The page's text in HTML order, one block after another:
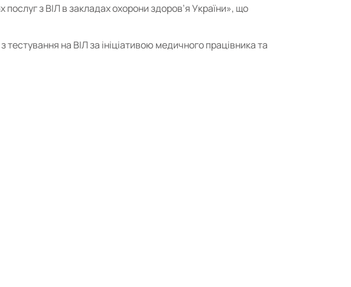
послуг з ВІЛ в закладах охорони здоров’я України», що
на ВІЛ за ініціативою медичного працівника та